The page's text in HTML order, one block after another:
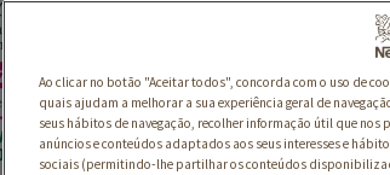
Ao clicar no botão "Aceitar todos", concorda com o uso de
quais ajudam a melhorar a sua experiência geral de
seus hábitos de navegação, recolher informação útil que nos
anúncios e conteúdos adaptados aos seus interesses e
sociais (permitindo-lhe partilhar os conteúdos